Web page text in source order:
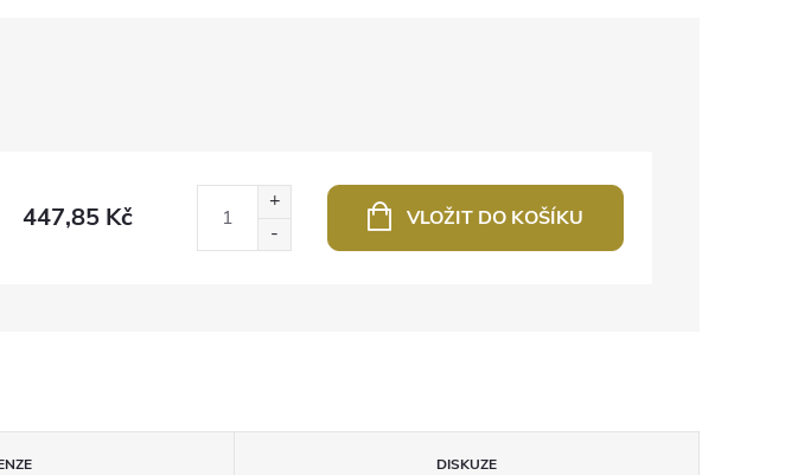
447,85 Kč VLOŽIT DO KOŠÍKU
DISKUZE